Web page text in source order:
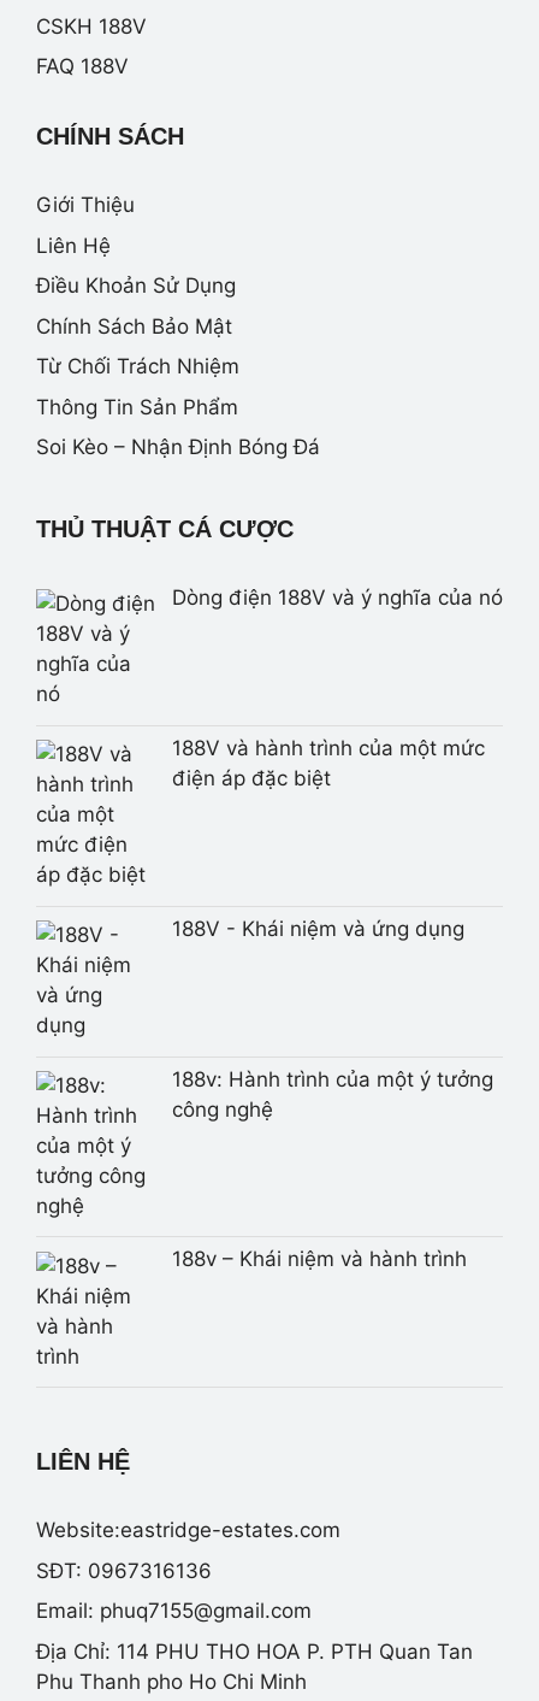
CSKH 188V
FAQ 188V
CHÍNH SÁCH
Giới Thiệu
Liên Hệ
Điều Khoản Sử Dụng
Chính Sách Bảo Mật
Từ Chối Trách Nhiệm
Thông Tin Sản Phẩm
Soi Kèo – Nhận Định Bóng Đá
THỦ THUẬT CÁ CƯỢC
Dòng điện 188V và ý nghĩa của nó
188V và hành trình của một mức
điện áp đặc biệt
188V - Khái niệm và ứng dụng
188v: Hành trình của một ý tưởng
công nghệ
188v – Khái niệm và hành trình
LIÊN HỆ
Website:eastridge-estates.com
SĐT: 0967316136
Email: phuq7155@gmail.com
Địa Chỉ: 114 PHU THO HOA P. PTH Quan Tan
Phu Thanh pho Ho Chi Minh